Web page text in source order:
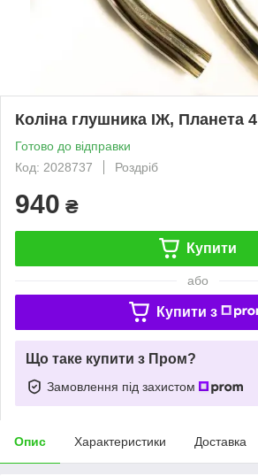
Коліна глушника ІЖ, Планета 4
Готово до відправки
Код: 2028737
Роздріб
940 ₴
Купити
або
Купити з
Що таке купити з Пром?
Замовлення під захистом
Опис Характеристики Доставка